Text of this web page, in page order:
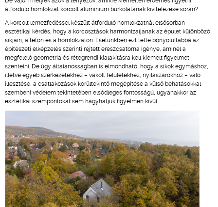
átforduló homlokzat korcolt alumínium burkolatának kivitelezése során?
A korcolt lemezfedéssel készült átforduló homlokzatnál elsősorban
esztétikai kérdés, hogy a korcosztások harmonizáljanak az épület különböző
síkjain, a tetőn és a homlokzaton. Esetünkben ezt tette bonyolultabbá az
építészeti elképzelés szerinti rejtett ereszcsatorna igénye, aminél a
megfelelő geometria és rétegrendi kialakításra kell kiemelt figyelmet
szentelni. De úgy általánosságban is elmondható, hogy a síkok egymáshoz,
illetve egyéb szerkezetekhez – vakolt felületekhez, nyílászárókhoz – való
illesztése, a csatlakozások körültekintő megépítése a külső behatásokkal
szembeni védelem tekintetében elsődleges fontosságú, ugyanakkor az
esztétikai szempontokat sem hagyhatjuk figyelmen kívül.